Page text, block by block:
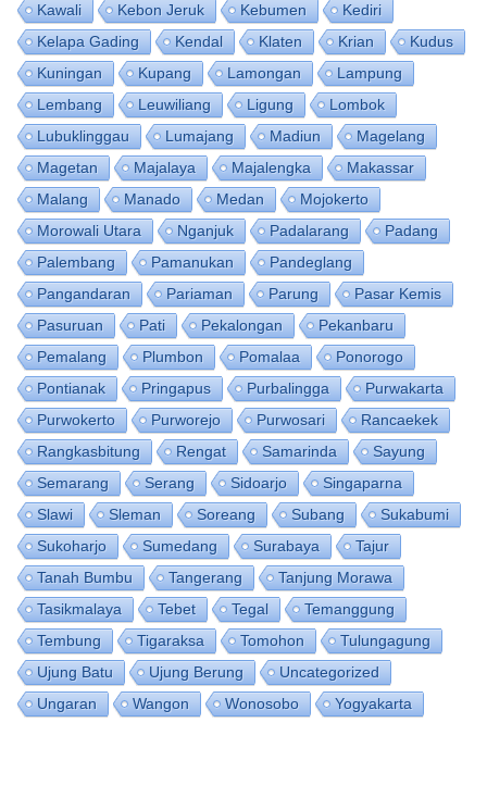
Kawali
Kebon Jeruk Kebumen
Kediri
Kelapa Gading
Kendal Klaten Krian
Kudus
Kuningan
Kupang Lamongan
Lampung
Lembang
Leuwiliang Ligung
Lombok
Lubuklinggau
Lumajang Madiun
Magelang
Magetan
Majalaya Majalengka
Makassar
Malang
Manado Medan
Mojokerto
Morowali Utara
Nganjuk Padalarang
Padang
Palembang
Pamanukan
Pandeglang
Pangandaran
Pariaman Parung
Pasar Kemis
Pasuruan
Pati Pekalongan
Pekanbaru
Pemalang
Plumbon Pomalaa
Ponorogo
Pontianak
Pringapus Purbalingga
Purwakarta
Purwokerto
Purworejo Purwosari
Rancaekek
Rangkasbitung
Rengat Samarinda
Sayung
Semarang
Serang Sidoarjo
Singaparna
Slawi
Sleman Soreang Subang
Sukabumi
Sukoharjo
Sumedang Surabaya
Tajur
Tanah Bumbu
Tangerang
Tanjung Morawa
Tasikmalaya
Tebet Tegal
Temanggung
Tembung
Tigaraksa Tomohon
Tulungagung
Ujung Batu
Ujung Berung
Uncategorized
Ungaran
Wangon Wonosobo Yogyakarta